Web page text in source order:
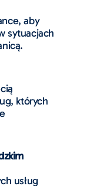
aby
sytuacjach
których
usług